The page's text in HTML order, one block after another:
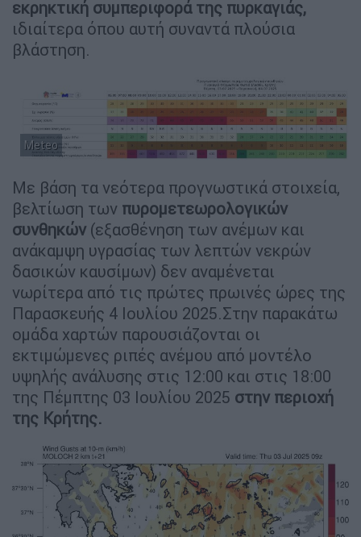
εκρηκτική συμπεριφορά της πυρκαγιάς,
ιδιαίτερα όπου αυτή συναντά πλούσια
βλάστηση.
Meteo
Με βάση τα νεότερα προγνωστικά στοιχεία,
βελτίωση των πυρομετεωρολογικών
συνθηκών (εξασθένηση των ανέμων και
ανάκαμψη υγρασίας των λεπτών νεκρών
δασικών καυσίμων) δεν αναμένεται
νωρίτερα από τις πρώτες πρωινές ώρες της
Παρασκευής 4 Ιουλίου 2025.Στην παρακάτω
ομάδα χαρτών παρουσιάζονται οι
εκτιμώμενες ριπές ανέμου από μοντέλο
υψηλής ανάλυσης στις 12:00 και στις 18:00
της Πέμπτης 03 Ιουλίου 2025 στην περιοχή
της Κρήτης.